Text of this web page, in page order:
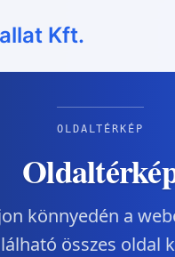
Kft.
OLDALTÉRKÉP
könnyedén a
összes oldal